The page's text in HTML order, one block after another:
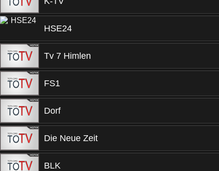
HSE24
Tv 7 Himlen
FS1
Dorf
Die Neue Zeit
BLK